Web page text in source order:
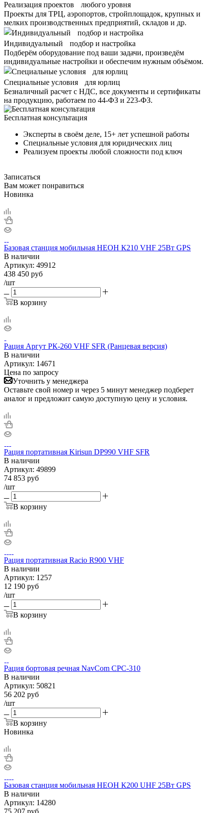
Реализация проектов любого уровня
Проекты для ТРЦ, аэропортов, стройплощадок, крупных и
мелких производственных предприятий, складов и др.
Индивидуальный подбор и настройка
Подберём оборудование под ваши задачи, произведём
индивидуальные настройки и обеспечим нужным объёмом.
Специальные условия для юрлиц
Безналичный расчет с НДС, все документы и сертификаты
на продукцию, работаем по 44-ФЗ и 223-ФЗ.
Бесплатная консультация
Эксперты в своём деле, 15+ лет успешной работы
Специальные условия для юридических лиц
Реализуем проекты любой сложности под ключ
Записаться
Вам может понравиться
Новинка
Базовая станция мобильная НЕОН К210 VHF 25Вт GPS
В наличии
Артикул: 49912
438 450 руб
/шт
В корзину
Рация Аргут РК-260 VHF SFR (Ранцевая версия)
В наличии
Артикул: 14671
Цена по запросу
Уточнить у менеджера
Оставьте свой номер и через 5 минут менеджер подберет
аналог и предложит самую доступную цену и условия.
Рация портативная Kirisun DP990 VHF SFR
В наличии
Артикул: 49899
74 853 руб
/шт
В корзину
Рация портативная Racio R900 VHF
В наличии
Артикул: 1257
12 190 руб
/шт
В корзину
Рация бортовая речная NavCom CPC-310
В наличии
Артикул: 50821
56 202 руб
/шт
В корзину
Новинка
Базовая станция мобильная НЕОН К200 UHF 25Вт GPS
В наличии
Артикул: 14280
75 207 руб